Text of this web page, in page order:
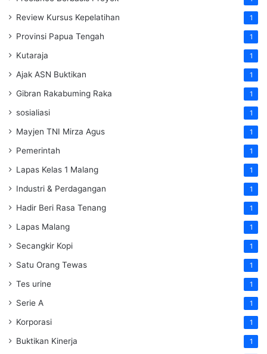
Review Kursus Kepelatihan 1
Provinsi Papua Tengah 1
Kutaraja 1
Ajak ASN Buktikan 1
Gibran Rakabuming Raka 1
sosialiasi 1
Mayjen TNI Mirza Agus 1
Pemerintah 1
Lapas Kelas 1 Malang 1
Industri & Perdagangan 1
Hadir Beri Rasa Tenang 1
Lapas Malang 1
Secangkir Kopi 1
Satu Orang Tewas 1
Tes urine 1
Serie A 1
Korporasi 1
Buktikan Kinerja 1